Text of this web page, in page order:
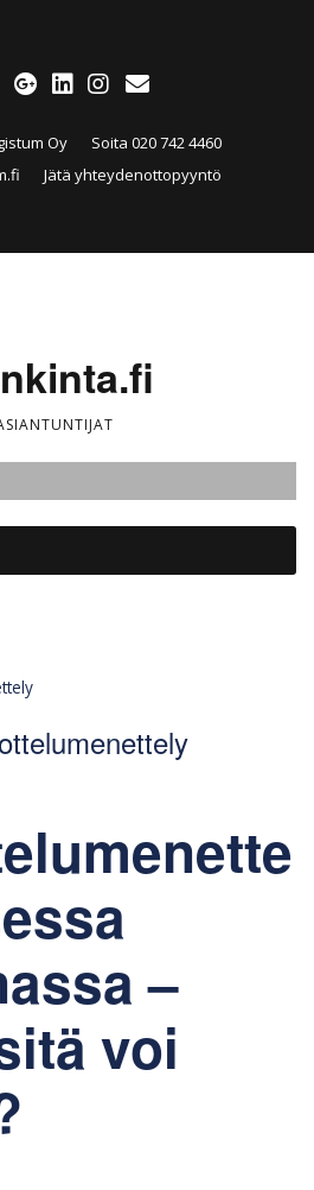
Oy
Soita 020 742 4460
Jätä yhteydenottopyyntö
–
voi